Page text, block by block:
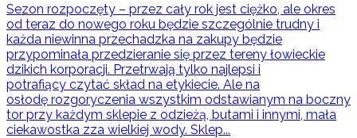
Sezon rozpoczęty – przez cały rok jest ciężko, ale okres
od teraz do nowego roku będzie szczególnie trudny i
każda niewinna przechadzka na zakupy będzie
przypominała przedzieranie się przez tereny łowieckie
dzikich korporacji. Przetrwają tylko najlepsi i
potrafiący czytać skład na etykiecie. Ale na
osłodę rozgoryczenia wszystkim odstawianym na boczny
tor przy każdym sklepie z odzieżą, butami i innymi, mała
ciekawostka zza wielkiej wody. Sklep...